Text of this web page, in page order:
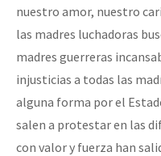
nuestro amor, nuestro
las madres luchadoras
madres guerreras
injusticias a todas las
alguna forma por el
salen a protestar en las
con valor y fuerza han